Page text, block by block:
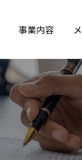
事業内容